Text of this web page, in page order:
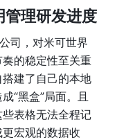
管理研发进度
司，对米可世界
的稳定性至关重
建了自己的本地
“黑盒”局面。且
表格无法全程记
宏观的数据收